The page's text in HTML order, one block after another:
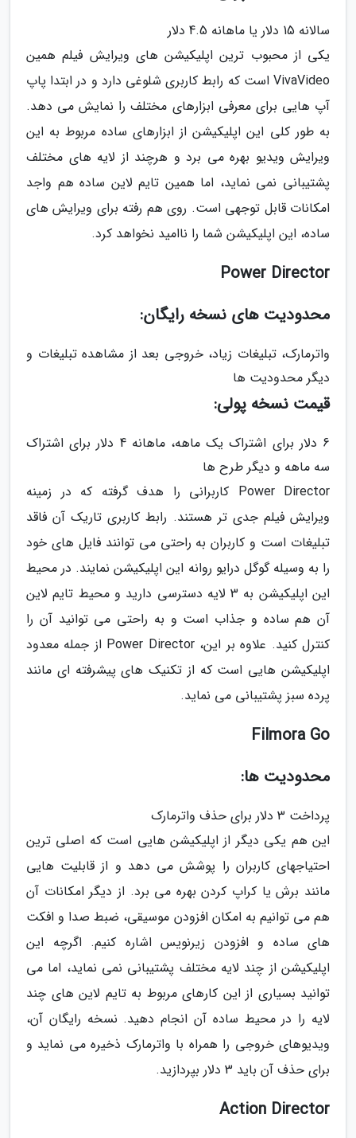
سالانه 15 دلار یا ماهانه 4.5 دلار
یکی از محبوب ترین اپلیکیشن های ویرایش فیلم همین
VivaVideo است که رابط کاربری شلوغی دارد و در ابتدا پاپ
آپ هایی برای معرفی ابزارهای مختلف را نمایش می دهد.
به طور کلی این اپلیکیشن از ابزارهای ساده مربوط به این
ویرایش ویدیو بهره می برد و هرچند از لایه های مختلف
پشتیبانی نمی نماید، اما همین تایم لاین ساده هم واجد
امکانات قابل توجهی است. روی هم رفته برای ویرایش های
ساده، این اپلیکیشن شما را ناامید نخواهد کرد.
Power Director
محدودیت های نسخه رایگان:
واترمارک، تبلیغات زیاد، خروجی بعد از مشاهده تبلیغات و
دیگر محدودیت ها
قیمت نسخه پولی:
6 دلار برای اشتراک یک ماهه، ماهانه 4 دلار برای اشتراک
سه ماهه و دیگر طرح ها
Power Director کاربرانی را هدف گرفته که در زمینه
ویرایش فیلم جدی تر هستند. رابط کاربری تاریک آن فاقد
تبلیغات است و کاربران به راحتی می توانند فایل های خود
را به وسیله گوگل درایو روانه این اپلیکیشن نمایند. در محیط
این اپلیکیشن به 3 لایه دسترسی دارید و محیط تایم لاین
آن هم ساده و جذاب است و به راحتی می توانید آن را
کنترل کنید. علاوه بر این، Power Director از جمله معدود
اپلیکیشن هایی است که از تکنیک های پیشرفته ای مانند
پرده سبز پشتیبانی می نماید.
Filmora Go
محدودیت ها:
پرداخت 3 دلار برای حذف واترمارک
این هم یکی دیگر از اپلیکیشن هایی است که اصلی ترین
احتیاجهای کاربران را پوشش می دهد و از قابلیت هایی
مانند برش یا کراپ کردن بهره می برد. از دیگر امکانات آن
هم می توانیم به امکان افزودن موسیقی، ضبط صدا و افکت
های ساده و افزودن زیرنویس اشاره کنیم. اگرچه این
اپلیکیشن از چند لایه مختلف پشتیبانی نمی نماید، اما می
توانید بسیاری از این کارهای مربوط به تایم لاین های چند
لایه را در محیط ساده آن انجام دهید. نسخه رایگان آن،
ویدیوهای خروجی را همراه با واترمارک ذخیره می نماید و
برای حذف آن باید 3 دلار بپردازید.
Action Director